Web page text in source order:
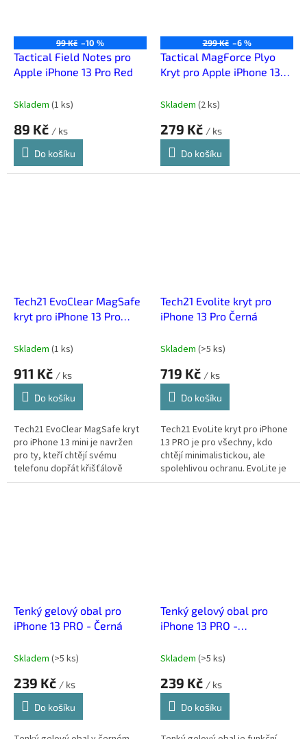
99 Kč –10 %
Tactical Field Notes pro
Apple iPhone 13 Pro Red
Skladem (1 ks)
89 Kč / ks
Do košíku
299 Kč –6 %
Tactical MagForce Plyo
Kryt pro Apple iPhone 13
Skladem (2 ks)
279 Kč / ks
Do košíku
Tech21 EvoClear MagSafe
kryt pro iPhone 13 Pro
Skladem (1 ks)
911 Kč / ks
Do košíku
Tech21 EvoClear MagSafe kryt
pro iPhone 13 mini je navržen
pro ty, kteří chtějí svému
telefonu dopřát křišťálově
čistou ochranu, která nechá
Tech21 Evolite kryt pro
iPhone 13 Pro Černá
Skladem (>5 ks)
719 Kč / ks
Do košíku
Tech21 EvoLite kryt pro iPhone
13 PRO je pro všechny, kdo
chtějí minimalistickou, ale
spolehlivou ochranu. EvoLite je
ideální volba, pokud nechceš
Tenký gelový obal pro
iPhone 13 PRO - Černá
Skladem (>5 ks)
239 Kč / ks
Do košíku
Tenký gelový obal pro
iPhone 13 PRO -
Skladem (>5 ks)
239 Kč / ks
Do košíku